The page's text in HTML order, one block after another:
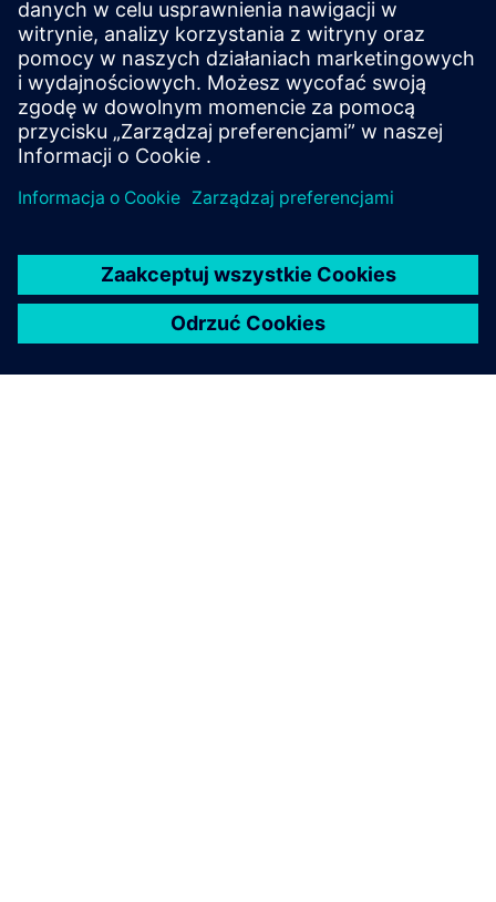
driven systems for tracking carbon footprints,
adopting renewable energy, and integrating
sustainable mobility solutions.